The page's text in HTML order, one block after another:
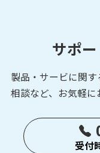
サポ
製品・サービに関
相談など、お気軽に
受付